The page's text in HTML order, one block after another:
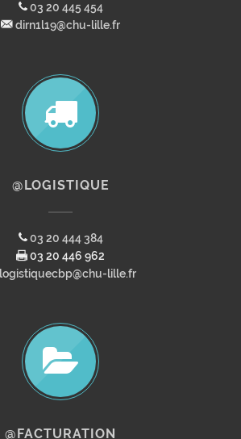
03 20 445 454
dirn1l19@chu-lille.fr
@LOGISTIQUE
03 20 444 384
03 20 446 962
logistiquecbp@chu-lille.fr
@FACTURATION